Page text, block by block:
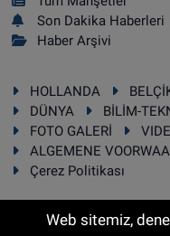
Son Dakika Haberleri
Haber Arşivi
HOLLANDA
DÜNYA
BİLİM-
FOTO GALERİ
ALGEMENE
Çerez Politikası
Web sitemiz,